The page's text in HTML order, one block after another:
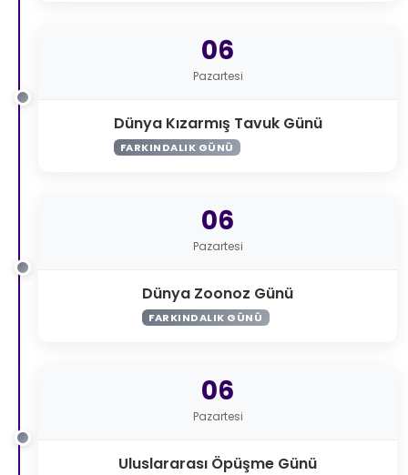
06
Pazartesi
Dünya Kızarmış Tavuk Günü
FARKINDALIK GÜNÜ
06
Pazartesi
Dünya Zoonoz Günü
FARKINDALIK GÜNÜ
06
Pazartesi
Uluslararası Öpüşme Günü